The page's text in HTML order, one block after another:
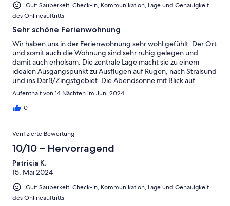
Gut: Sauberkeit, Check-in, Kommunikation, Lage und Genauigkeit
des Onlineauftritts
Sehr schöne Ferienwohnung
Wir haben uns in der Ferienwohnung sehr wohl gefühlt. Der Ort
und somit auch die Wohnung sind sehr ruhig gelegen und
damit auch erholsam. Die zentrale Lage macht sie zu einem
idealen Ausgangspunkt zu Ausflügen auf Rügen, nach Stralsund
und ins Darß/Zingstgebiet. Die Abendsonne mit Blick auf
Stralsund kann man schön vom Balkon aus genießen. Alles in
Aufenthalt von 14 Nächten im Juni 2024
0
Verifizierte Bewertung
10/10 – Hervorragend
Patricia K.
15. Mai 2024
Gut: Sauberkeit, Check-in, Kommunikation, Lage und Genauigkeit
des Onlineauftritts